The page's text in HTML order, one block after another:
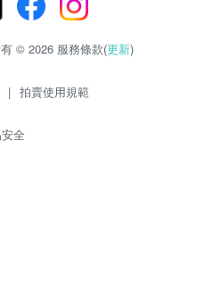
© 2026 服務條款(更新)
| 拍賣使用規範
全